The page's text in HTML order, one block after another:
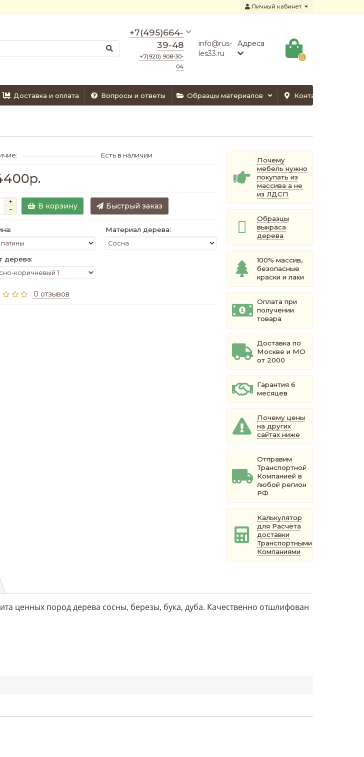
Личный кабинет
+7(495)664-
39-48
+7(920) 908-30-
04
info@rus-
les33.ru
Адреса
0
Доставка и оплата Вопросы и ответы Образцы материалов Контакты
Есть в наличии
В корзину Быстрый заказ
Материал дерева:
дерева:
0 отзывов
Почему
мебель нужно
покупать из
массива а не
из ЛДСП
Образцы
выкраса
дерева
100% массив,
безопасные
краски и лаки
Оплата при
получении
товара
Доставка по
Москве и МО
от 2000
Гарантия 6
месяцев
Почему цены
на других
сайтах ниже
Отправим
Транспортной
Компанией в
любой регион
РФ
Калькулятор
для Расчета
доставки
Транспортными
Компаниями
ценных пород дерева сосны, березы, бука, дуба. Качественно отшлифован